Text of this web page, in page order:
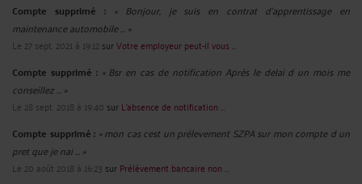
Compte supprimé : « Bonjour, je suis en contrat d'apprentissage en
maintenance automobile ... »
Le 27 sept. 2021 à 19:12surVotre employeur peut-il vous ...
Compte supprimé : « Bsr en cas de notification Après le delai d un mois me
conseillez ... »
Le 28 sept. 2018 à 19:40 sur L’absence de notification ...
Compte supprimé : « mon cas cest un prélevement SZPA sur mon compte d un
pret que je nai ... »
Le 20 août 2018 à 16:23 sur Prélèvement bancaire non ...